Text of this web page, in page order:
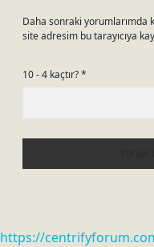
Daha sonraki yorumlarımda
site adresim bu tarayıcıya
10 - 4 kaçtır?*
https://